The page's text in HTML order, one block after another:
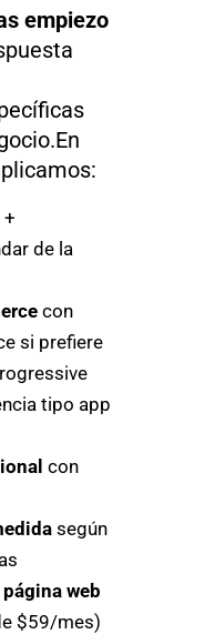
empiezo
+
de la
con
si prefiere
tipo app
con
según
web
$59/mes)